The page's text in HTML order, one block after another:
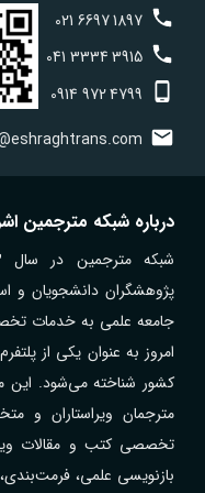
021 66971897
041 33343915
0914 9724799
درباره شبکه مترجمین
پژوهشگران دانشجویان و
جامعه علمی به خدمات
امروز به عنوان یکی از
کشور شناخته می‌شود. این
مترجمان ویراستاران و
تخصصی کتب و مقالات
بازنویسی علمی،